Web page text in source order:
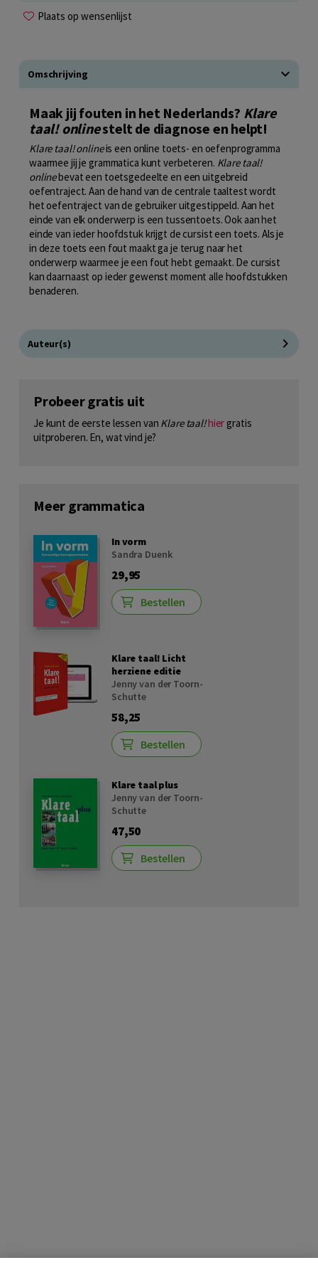
Plaats op wensenlijst
Omschrijving
Maak jij fouten in het Nederlands? Klare
taal! onlinestelt de diagnose en helpt!
Klare taal! onlineis een online toets- en oefenprogramma
waarmee jij je grammatica kunt verbeteren. Klare taal!
onlinebevat een toetsgedeelte en een uitgebreid
oefentraject. Aan de hand van de centrale taaltest wordt
het oefentraject van de gebruiker uitgestippeld. Aan het
einde van elk onderwerp is een tussentoets. Ook aan het
einde van ieder hoofdstuk krijgt de cursist een toets. Als je
in deze toets een fout maakt ga je terug naar het
onderwerp waarmee je een fout hebt gemaakt. De cursist
kan daarnaast op ieder gewenst moment alle hoofdstukken
benaderen.
Auteur(s)
Probeer gratis uit
Je kunt de eerste lessen van Klare taal!hiergratis
uitproberen. En, wat vind je?
Meer grammatica
In vorm
Sandra Duenk
29,95
Bestellen
Klare taal! Licht
herziene editie
Jenny van der Toorn-
Schutte
58,25
Bestellen
Klare taal plus
Jenny van der Toorn-
Schutte
47,50
Bestellen